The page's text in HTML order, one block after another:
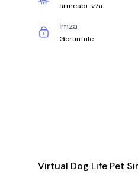
armeabi-v7a
İmza
Görüntüle
Virtual Dog Life Pet